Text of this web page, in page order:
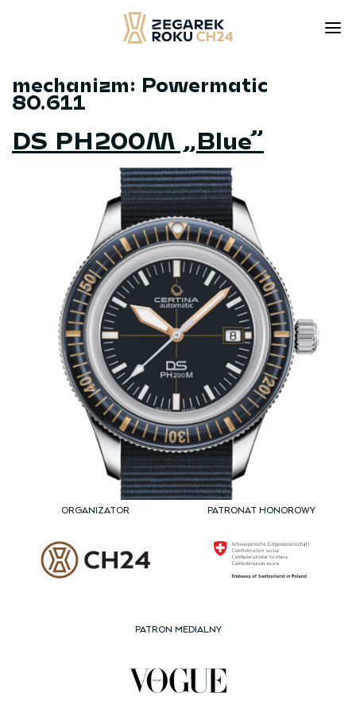
Skip
to
mechanizm: Powermatic
80.611
DS PH200M „Blue”
ORGANIZATOR PATRONAT HONOROWY
PATRON MEDIALNY